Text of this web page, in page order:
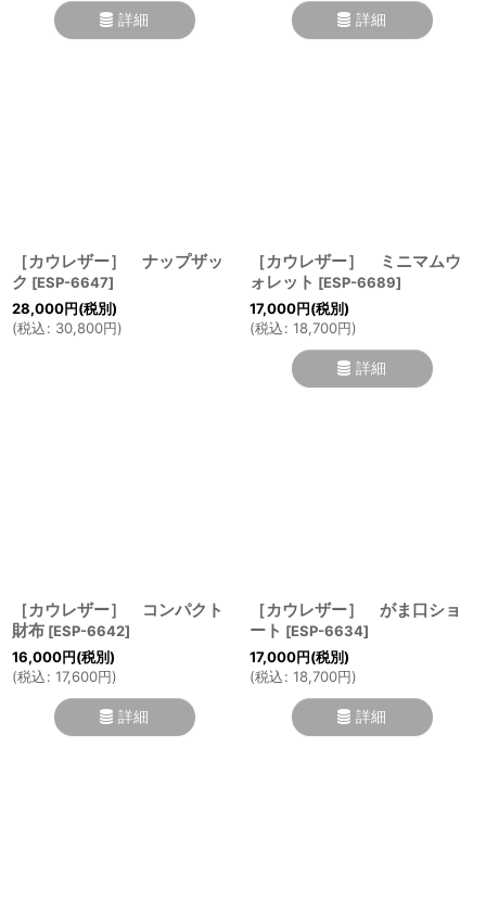
詳細 詳細
［カウレザー］ ナップザッ
ク [ESP-6647]
28,000円(税別)
(税込: 30,800円)
［カウレザー］ ミニマムウ
ォレット [ESP-6689]
17,000円(税別)
(税込: 18,700円)
詳細
［カウレザー］ コンパクト
財布 [ESP-6642]
16,000円(税別)
(税込: 17,600円)
詳細
［カウレザー］ がま口ショ
ート [ESP-6634]
17,000円(税別)
(税込: 18,700円)
詳細